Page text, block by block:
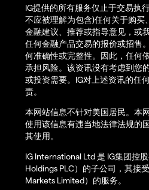
IG提供的所有服务仅止于交易执
不应被理解为包含)任何关于购买
金融建议、推荐或指导意见，或
任何金融产品交易的报价或招售
何准确性或完整性。因此，任何
承担风险。该资讯没有考虑到您
或投资需要。IG对上述资讯的任
责。
本网站信息不针对美国居民。本
使用该信息有违当地法律法规的
其使用。
IG International Ltd 是 IG集团控
Holdings PLC）的子公司，其接
Markets Limited）的服务。